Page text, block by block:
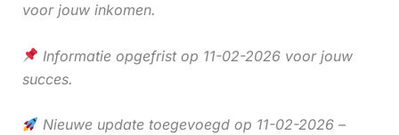
voor jouw inkomen.
Informatie opgefrist op 11-02-2026 voor jouw
succes.
Nieuwe update toegevoegd op 11-02-2026 –